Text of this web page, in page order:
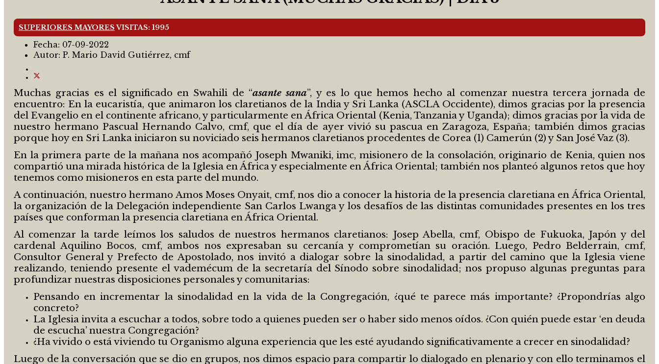
SUPERIORES MAYORES VISITAS: 1995
Fecha: 07-09-2022
Autor: P. Mario David Gutiérrez, cmf
Muchas gracias es el significado en Swahili de “asante sana”, y es lo que hemos hecho al comenzar nuestra tercera jornada de
encuentro: En la eucaristía, que animaron los claretianos de la India y Sri Lanka (ASCLA Occidente), dimos gracias por la presencia
del Evangelio en el continente africano, y particularmente en África Oriental (Kenia, Tanzania y Uganda); dimos gracias por la vida de
nuestro hermano Pascual Hernando Calvo, cmf, que el día de ayer vivió su pascua en Zaragoza, España; también dimos gracias
porque hoy en Sri Lanka iniciaron su noviciado seis hermanos claretianos procedentes de Corea (1) Camerún (2) y San José Vaz (3).
En la primera parte de la mañana nos acompañó Joseph Mwaniki, imc, misionero de la consolación, originario de Kenia, quien nos
compartió una mirada histórica de la Iglesia en África y especialmente en África Oriental; también nos planteó algunos retos que hoy
tenemos como misioneros en esta parte del mundo.
A continuación, nuestro hermano Amos Moses Onyait, cmf, nos dio a conocer la historia de la presencia claretiana en África Oriental,
la organización de la Delegación independiente San Carlos Lwanga y los desafíos de las distintas comunidades presentes en los tres
países que conforman la presencia claretiana en África Oriental.
Al comenzar la tarde leímos los saludos de nuestros hermanos claretianos: Josep Abella, cmf, Obispo de Fukuoka, Japón y del
cardenal Aquilino Bocos, cmf, ambos nos expresaban su cercanía y comprometían su oración. Luego, Pedro Belderrain, cmf,
Consultor General y Prefecto de Apostolado, nos invitó a dialogar sobre la sinodalidad, a partir del camino que la Iglesia viene
realizando, teniendo presente el vademécum de la secretaría del Sínodo sobre sinodalidad; nos propuso algunas preguntas para
profundizar nuestras disposiciones personales y comunitarias:
Pensando en incrementar la sinodalidad en la vida de la Congregación, ¿qué te parece más importante? ¿Propondrías algo
concreto?
La Iglesia invita a escuchar a todos, sobre todo a quienes pueden ser o haber sido menos oídos. ¿Con quién puede estar ‘en deuda
de escucha’ nuestra Congregación?
¿Ha vivido o está viviendo tu Organismo alguna experiencia que les esté ayudando significativamente a crecer en sinodalidad?
Luego de la conversación que se dio en grupos, nos dimos espacio para compartir lo dialogado en plenario y con ello terminamos el